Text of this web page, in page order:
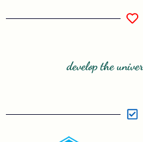
develop the